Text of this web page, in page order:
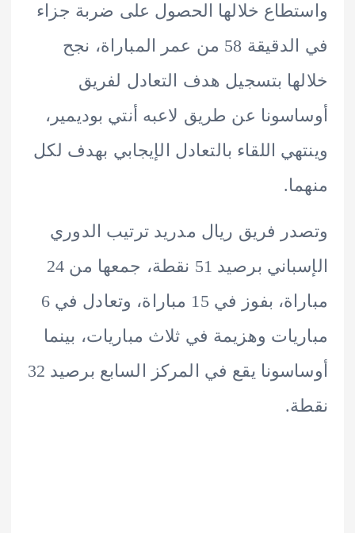
خلالها الحصول على ضربة جزاء
في الدقيقة 58 من عمر المباراة، نجح
بتسجيل هدف التعادل لفريق
عن طريق لاعبه أنتي بوديمير،
اللقاء بالتعادل الإيجابي بهدف لكل
فريق ريال مدريد ترتيب الدوري
الإسباني برصيد 51 نقطة، جمعها من 24
مباراة، بفوز في 15 مباراة، وتعادل في 6
وهزيمة في ثلاث مباريات، بينما
أوساسونا يقع في المركز السابع برصيد 32